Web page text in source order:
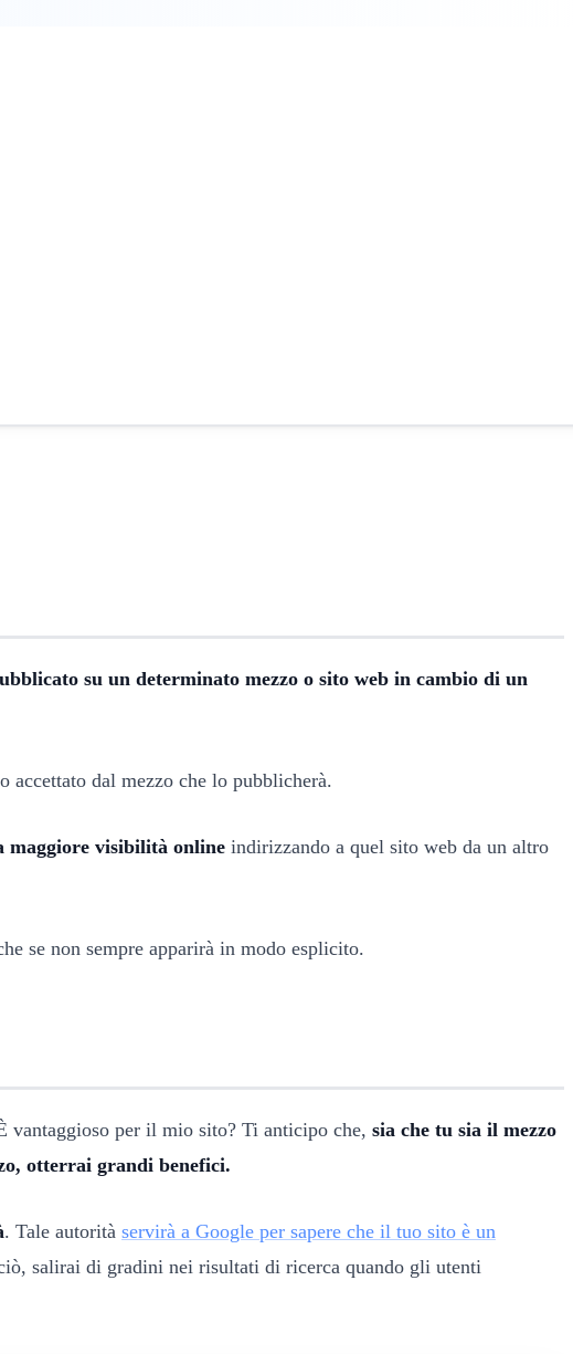
su un determinato mezzo o sito web in cambio di un
accettato dal mezzo che lo pubblicherà.
maggiore visibilità online indirizzando a quel sito web da un altro
se non sempre apparirà in modo esplicito.
vantaggioso per il mio sito? Ti anticipo che, sia che tu sia il mezzo
otterrai grandi benefici.
. Tale autorità servirà a Google per sapere che il tuo sito è un
salirai di gradini nei risultati di ricerca quando gli utenti